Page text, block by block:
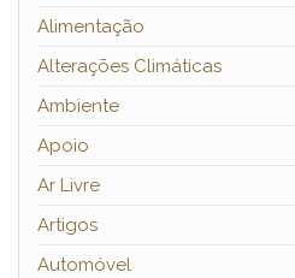
Alimentação
Alterações Climáticas
Ambiente
Apoio
Ar Livre
Artigos
Automóvel